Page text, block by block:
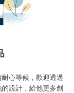
心等候，歡迎透過
的設計，給他更多創